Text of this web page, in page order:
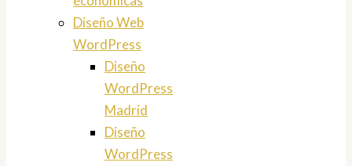
Diseño Web
WordPress
Diseño
WordPress
Madrid
Diseño
WordPress